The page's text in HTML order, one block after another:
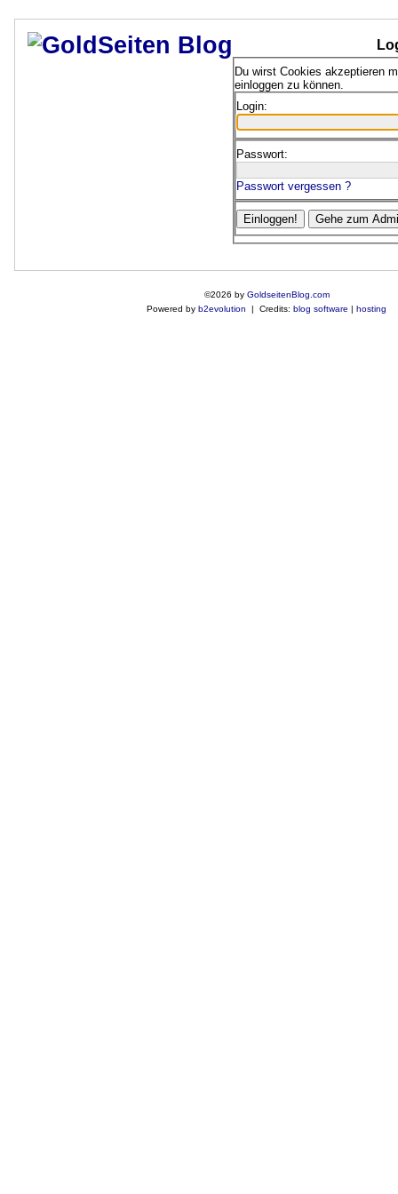
Du wirst Cookies akzeptieren
einloggen zu können.
Login:
Passwort:
Passwort vergessen ?
©2026 by GoldseitenBlog.com
Powered by b2evolution | Credits: blog software hosting